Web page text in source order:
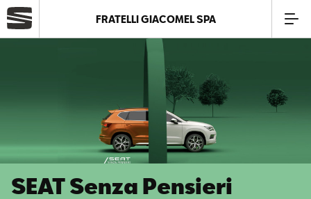
Offerte
Service
FRATELLI GIACOMEL SPA
SEAT Senza Pensieri